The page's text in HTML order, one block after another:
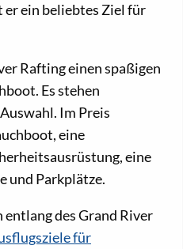
ein beliebtes Ziel für
Rafting einen spaßigen
Es stehen
Im Preis
eine
eine
und Parkplätze.
des Grand River
für